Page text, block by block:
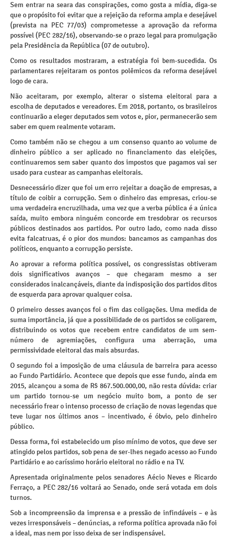
Sem entrar na seara das conspirações, como gosta a mídia, diga-se
que o propósito foi evitar que a rejeição da reforma ampla e desejável
(prevista na PEC 77/03) comprometesse a aprovação da reforma
possível (PEC 282/16), observando-se o prazo legal para promulgação
pela Presidência da República (07 de outubro).
Como os resultados mostraram, a estratégia foi bem-sucedida. Os
parlamentares rejeitaram os pontos polêmicos da reforma desejável
logo de cara.
Não aceitaram, por exemplo, alterar o sistema eleitoral para a
escolha de deputados e vereadores. Em 2018, portanto, os brasileiros
continuarão a eleger deputados sem votos e, pior, permanecerão sem
saber em quem realmente votaram.
Como também não se chegou a um consenso quanto ao volume de
dinheiro público a ser aplicado no financiamento das eleições,
continuaremos sem saber quanto dos impostos que pagamos vai ser
usado para custear as campanhas eleitorais.
Desnecessário dizer que foi um erro rejeitar a doação de empresas, a
título de coibir a corrupção. Sem o dinheiro das empresas, criou-se
uma verdadeira encruzilhada, uma vez que a verba pública é a única
saída, muito embora ninguém concorde em tresdobrar os recursos
públicos destinados aos partidos. Por outro lado, como nada disso
evita falcatruas, é o pior dos mundos: bancamos as campanhas dos
políticos, enquanto a corrupção persiste.
Ao aprovar a reforma política possível, os congressistas obtiveram
dois significativos avanços – que chegaram mesmo a ser
considerados inalcançáveis, diante da indisposição dos partidos ditos
de esquerda para aprovar qualquer coisa.
O primeiro desses avanços foi o fim das coligações. Uma medida de
suma importância, já que a possibilidade de os partidos se coligarem,
distribuindo os votos que recebem entre candidatos de um sem-
número de agremiações, configura uma aberração, uma
permissividade eleitoral das mais absurdas.
O segundo foi a imposição de uma cláusula de barreira para acesso
ao Fundo Partidário. Acontece que depois que esse fundo, ainda em
2015, alcançou a soma de R$ 867.500.000,00, não resta dúvida: criar
um partido tornou-se um negócio muito bom, a ponto de ser
necessário frear o intenso processo de criação de novas legendas que
teve lugar nos últimos anos – incentivado, é óbvio, pelo dinheiro
público.
Dessa forma, foi estabelecido um piso mínimo de votos, que deve ser
atingido pelos partidos, sob pena de ser-lhes negado acesso ao Fundo
Partidário e ao caríssimo horário eleitoral no rádio e na TV.
Apresentada originalmente pelos senadores Aécio Neves e Ricardo
Ferraço, a PEC 282/16 voltará ao Senado, onde será votada em dois
turnos.
Sob a incompreensão da imprensa e a pressão de infindáveis – e às
vezes irresponsáveis – denúncias, a reforma política aprovada não foi
a ideal, mas nem por isso deixa de ser indispensável.